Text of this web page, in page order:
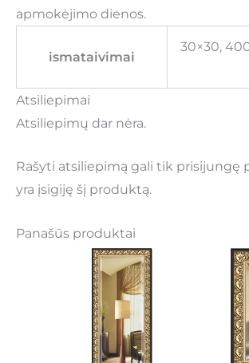
apmokėjimo dienos.
ismataivimai
30×30,
Atsiliepimai
Atsiliepimų dar nėra.
Rašyti atsiliepimą gali tik prisijungę
yra įsigiję šį produktą.
Panašūs produktai